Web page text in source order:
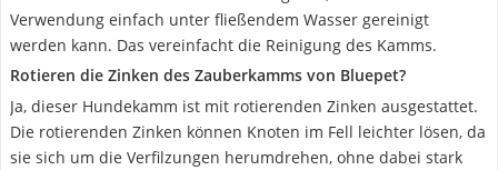
Verwendung einfach unter fließendem Wasser gereinigt
werden kann. Das vereinfacht die Reinigung des Kamms.
Rotieren die Zinken des Zauberkamms von Bluepet?
Ja, dieser Hundekamm ist mit rotierenden Zinken ausgestattet.
Die rotierenden Zinken können Knoten im Fell leichter lösen, da
sie sich um die Verfilzungen herumdrehen, ohne dabei stark